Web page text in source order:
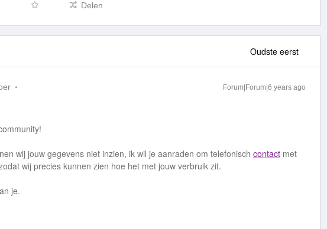
Delen
Oudste eerst
Forum|Forum|6 years ago
wij jouw gegevens niet inzien, ik wil je aanraden om telefonisch contact met
wij precies kunnen zien hoe het met jouw verbruik zit.
je.